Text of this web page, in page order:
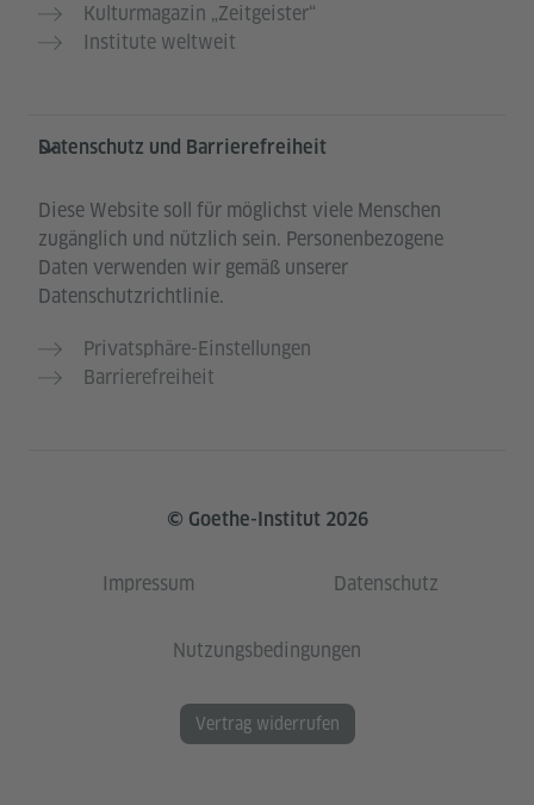
Kulturmagazin „Zeitgeister“
Institute weltweit
Datenschutz und Barrierefreiheit
Diese Website soll für möglichst viele Menschen
zugänglich und nützlich sein. Personenbezogene
Daten verwenden wir gemäß unserer
Datenschutzrichtlinie.
Privatsphäre-Einstellungen
Barrierefreiheit
© Goethe-Institut 2026
Impressum Datenschutz
Nutzungsbedingungen
Vertrag widerrufen